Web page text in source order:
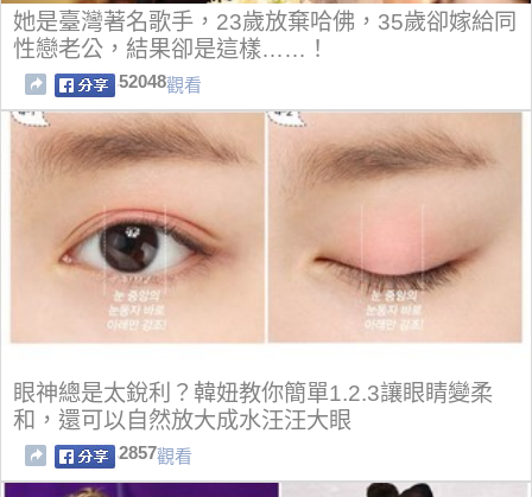
她是臺灣著名歌手，23歲放棄哈佛，35歲卻嫁給同
性戀老公，結果卻是這樣……！
52048觀看
眼神總是太銳利？韓妞教你簡單1.2.3讓眼睛變柔
和，還可以自然放大成水汪汪大眼
2857觀看